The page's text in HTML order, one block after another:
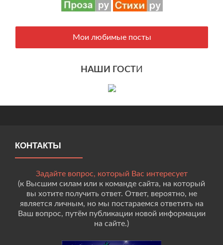
Мои любимые посты
НАШИ ГОСТИ
КОНТАКТЫ
Задайте вопрос, который Вас интересует
(к Высшим силам или к команде сайта, на который
вы хотите получить ответ. Ответ, вероятно, не
является личным, но мы постараемся ответить на
Ваш вопрос, путём публикации новой информации
на сайте.)